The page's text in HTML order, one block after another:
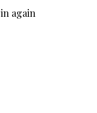
again